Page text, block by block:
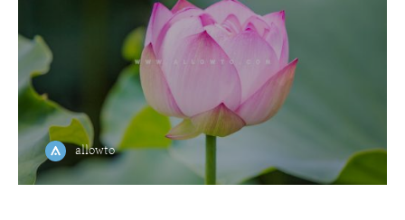
allowto